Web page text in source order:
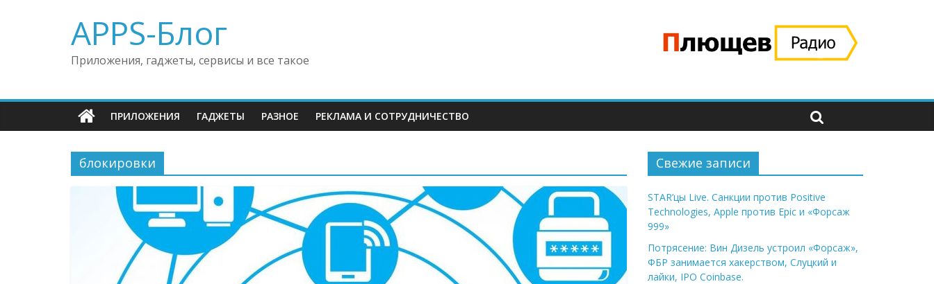
APPS-Блог
Приложения, гаджеты, сервисы и все такое
ПРИЛОЖЕНИЯ ГАДЖЕТЫ РАЗНОЕ РЕКЛАМА И СОТРУДНИЧЕСТВО
блокировки Свежие записи
STAR’цы Live. Санкции против Positive
Technologies, Apple против Epic и «Форсаж
999»
Потрясение: Вин Дизель устроил «Форсаж»,
ФБР занимается хакерством, Слуцкий и
лайки, IPO Coinbase.